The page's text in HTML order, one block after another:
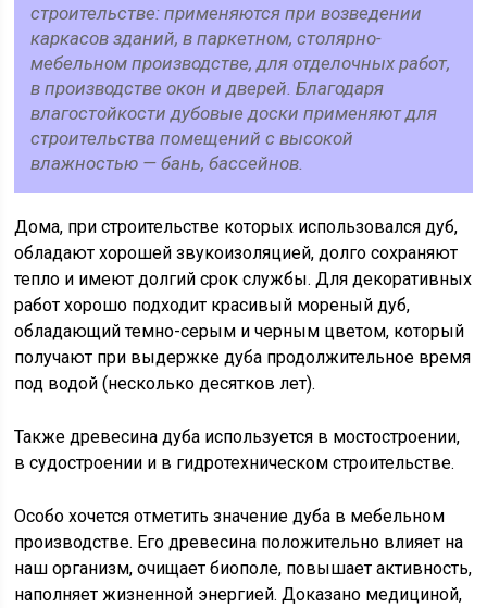
строительстве: применяются при возведении
каркасов зданий, в паркетном, столярно-
мебельном производстве, для отделочных работ,
в производстве окон и дверей. Благодаря
влагостойкости дубовые доски применяют для
строительства помещений с высокой
влажностью — бань, бассейнов.
Дома, при строительстве которых использовался дуб,
обладают хорошей звукоизоляцией, долго сохраняют
тепло и имеют долгий срок службы. Для декоративных
работ хорошо подходит красивый мореный дуб,
обладающий темно-серым и черным цветом, который
получают при выдержке дуба продолжительное время
под водой (несколько десятков лет).
Также древесина дуба используется в мостостроении,
в судостроении и в гидротехническом строительстве.
Особо хочется отметить значение дуба в мебельном
производстве. Его древесина положительно влияет на
наш организм, очищает биополе, повышает активность,
наполняет жизненной энергией. Доказано медициной,